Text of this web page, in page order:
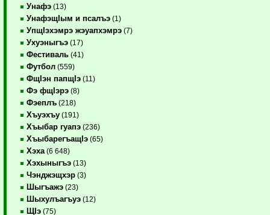
Унафэ (13)
УнафэщIым и псалъэ (1)
УпщIэхэмрэ жэуапхэмрэ (7)
Ухуэныгъэ (17)
Фестиваль (41)
Футбол (559)
ФщIэн папщIэ (11)
Фэ фщIэрэ (8)
Фэеплъ (218)
Хъуэхъу (191)
Хъыбар гуапэ (236)
ХъыбарегъащIэ (65)
Хэха (6 648)
Хэхыныгъэ (13)
Чэнджэщхэр (3)
Шыгъажэ (23)
Шыхулъагъуэ (12)
ЩIэ (75)